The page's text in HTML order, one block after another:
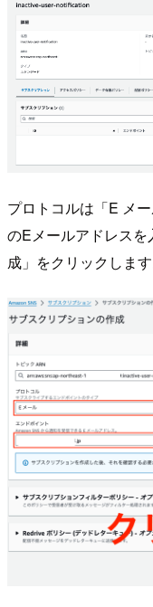
プロトコルは「E メ
のEメールアドレス
成」をクリックします